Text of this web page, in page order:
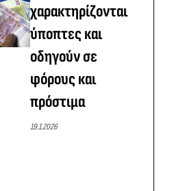
χαρακτηρίζονται
ύποπτες και
οδηγούν σε
φόρους και
πρόστιμα
19.1.2026